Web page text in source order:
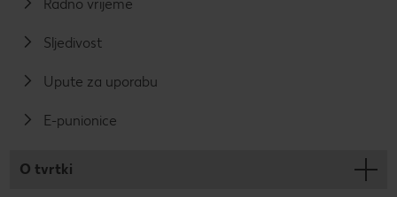
Radno vrijeme
Sljedivost
Upute za uporabu
E-punionice
O tvrtki